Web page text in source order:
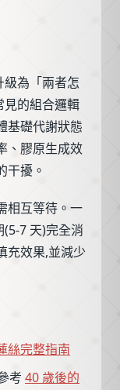
為「兩者怎
見的組合邏輯
礎代謝狀態
、膠原生成效
干擾。
相互等待。一
7 天)完全消
充效果,並減少
絲完整指南
考 40 歲後的